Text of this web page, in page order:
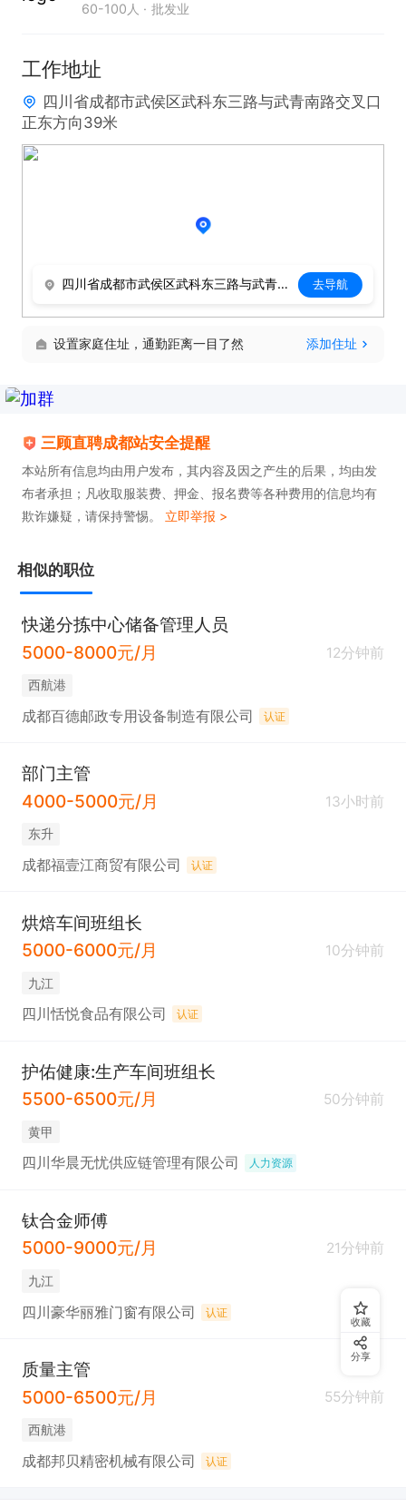
60-100人 批发业
工作地址
四川省成都市武侯区武科东三路与武青南路交叉口
正东方向39米
四川省成都市武侯区武科东三路与武青南路交叉口正东方向39米 去导航
设置家庭住址，通勤距离一目了然 添加住址
三顾直聘成都站安全提醒
本站所有信息均由用户发布，其内容及因之产生的后果，均由发
布者承担；凡收取服装费、押金、报名费等各种费用的信息均有
欺诈嫌疑，请保持警惕。 立即举报 >
相似的职位
快递分拣中心储备管理人员
5000-8000元/月
12分钟前
西航港
成都百德邮政专用设备制造有限公司 认证
部门主管
4000-5000元/月
13小时前
东升
成都福壹江商贸有限公司 认证
烘焙车间班组长
5000-6000元/月
10分钟前
九江
四川恬悦食品有限公司 认证
护佑健康:生产车间班组长
5500-6500元/月
50分钟前
黄甲
四川华晨无忧供应链管理有限公司 人力资源
钛合金师傅
5000-9000元/月
21分钟前
九江
四川豪华丽雅门窗有限公司 认证
质量主管
5000-6500元/月
55分钟前
西航港
成都邦贝精密机械有限公司 认证
收藏
分享